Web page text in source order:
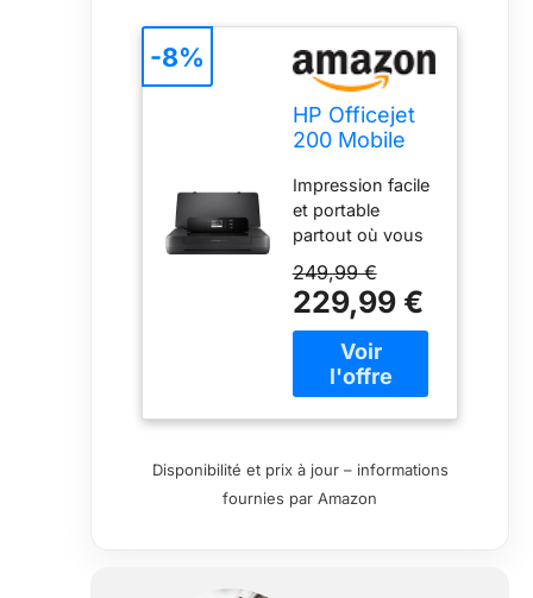
HP Officejet
200 Mobile
Jets d'encres
Couleur 4800
x 1200 DPI
A4 WiFi
Impression facile
et portable
partout où vous
imprimez
simplement
depuis votre
ordinateur
portable ou vos
sans routeur
Commencez la
voie avec une
249,99 €
229,99 €
-8%
Disponibilité et prix à jour – informations
fournies par Amazon